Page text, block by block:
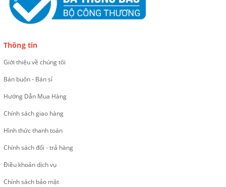
Thông tin
Giới thiệu về chúng tôi
Bán buôn - Bán sỉ
Hướng Dẫn Mua Hàng
Chính sách giao hàng
Hình thức thanh toán
Chính sách đổi - trả hàng
Điều khoản dịch vụ
Chính sách bảo mật